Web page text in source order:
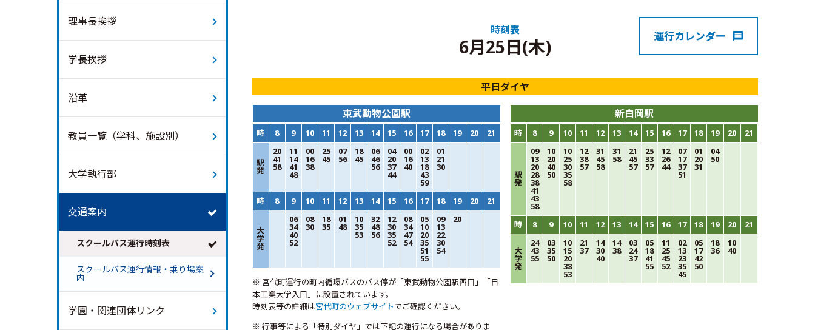
時刻表
6月25日(木) 運行カレンダー
平日ダイヤ
東武動物公園駅
時 8 9 10 11 12 13 14 15 16 17 18 19 20 21
駅
発
20
41
58
11
14
41
48
00
16
38
25
45
07
56
18
45
06
46
56
04
20
37
44
00
16
40
02
13
18
43
59
01
21
30
時 8 9 10 11 12 13 14 15 16 17 18 19 20 21
大
学
発
06
34
40
52
08
30
18
35
01
48
10
35
53
32
48
56
12
30
35
52
08
34
47
54
05
10
20
35
51
55
09
13
22
30
54
20
※ 宮代町運行の町内循環バスのバス停が「東武動物公園駅西口」「日
本工業大学入口」に設置されています。
時刻表等の詳細は宮代町のウェブサイトでご確認ください。
※ 行事等による「特別ダイヤ」では下記の運行になる場合がありま
新白岡駅
時 8 9 10 11 12 13 14 15 16 17 18 19 20 21
駅
発
09
13
20
28
38
41
43
58
10
20
40
50
10
25
30
35
58
12
38
57
31
45
58
31
58
21
45
57
25
33
57
12
26
44
07
17
37
51
01
20
31
04
50
時 8 9 10 11 12 13 14 15 16 17 18 19 20 21
大
学
発
24
43
55
03
35
50
10
15
20
38
53
21
37
14
30
40
14
38
03
24
37
05
18
41
55
11
25
45
52
02
13
23
35
45
05
17
42
50
18
36
10
40
理事長挨拶
学長挨拶
沿革
教員一覧（学科、施設別）
大学執行部
交通案内
スクールバス運行時刻表
スクールバス運行情報・乗り場案
内
学園・関連団体リンク